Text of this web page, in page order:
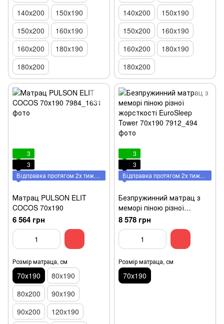
140х200
150х190
150x200
160x190
160x200
180x190
180х200
140х200
150х190
150x200
160x190
160x200
180x190
180х200
3
3
Відправка протягом 2х тижнів
Матрац PULSON ELIT
COCOS 70х190
6 564 грн
Розмір матраца, см
70х190
80x190
80x200
90x190
90x200
120x190
3
3
Відправка протягом 2х тижнів
Безпружинний матрац з
меморі піною різної
жорсткості EuroSleep
Tower 70x190
8 578 грн
Розмір матраца, см
70х190